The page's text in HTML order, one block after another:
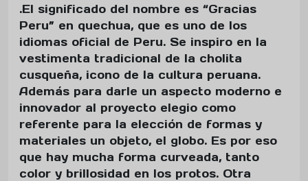
.El significado del nombre es “Gracias
Peru” en quechua, que es uno de los
idiomas oficial de Peru. Se inspiro en la
vestimenta tradicional de la cholita
cusqueña, icono de la cultura peruana.
Además para darle un aspecto moderno e
innovador al proyecto elegio como
referente para la elección de formas y
materiales un objeto, el globo. Es por eso
que hay mucha forma curveada, tanto
color y brillosidad en los protos. Otra